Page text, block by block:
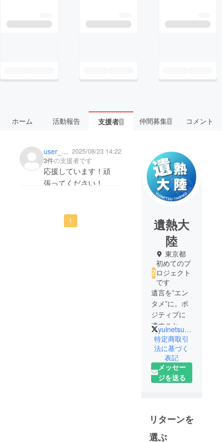
ホーム 活動報告 支援者 1 仲間募集 1 コメント
user_a3a43e56d314 2025/08/23 14:22
3件の支援者です
応援しています！頑
張ってください！
1
遺熱大
陸
東京都
初めてのプ
ロジェクト
です
遺言を”エン
タメ”に。ポ
ジティブに
遺すことを
文化にする
プロジェク
トです。ド
キュメンタ
リー映像と
でにはない
新しい終活
を提案しま
yuinetsutairiku
特定商取引
法に基づく
表記
メッセー
ジを送る
リターンを
選ぶ